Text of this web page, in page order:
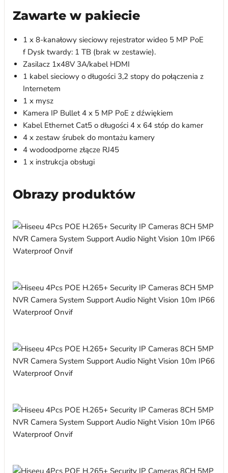
Zawarte w pakiecie
1 x 8-kanałowy sieciowy rejestrator wideo 5 MP PoE
f Dysk twardy: 1 TB (brak w zestawie).
Zasilacz 1x48V 3A/kabel HDMI
1 kabel sieciowy o długości 3,2 stopy do połączenia z
Internetem
1 x mysz
Kamera IP Bullet 4 x 5 MP PoE z dźwiękiem
Kabel Ethernet Cat5 o długości 4 x 64 stóp do kamer
4 x zestaw śrubek do montażu kamery
4 wodoodporne złącze RJ45
1 x instrukcja obsługi
Obrazy produktów